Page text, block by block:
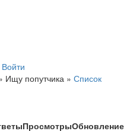
Войти
Ищу попутчика » Список
ПросмотрыОбновление